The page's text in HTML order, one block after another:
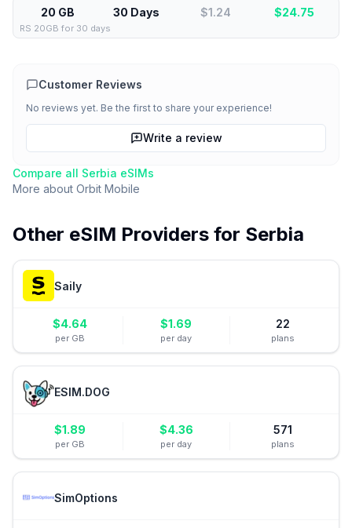
20 GB 30 Days $1.24 $24.75
RS 20GB for 30 days
Customer Reviews
No reviews yet. Be the first to share your experience!
Write a review
Compare all Serbia eSIMs
More about Orbit Mobile
Other eSIM Providers for Serbia
Saily
$4.64
per GB
$1.69
per day
22
plans
ESIM.DOG
$1.89
per GB
$4.36
per day
571
plans
SimOptions